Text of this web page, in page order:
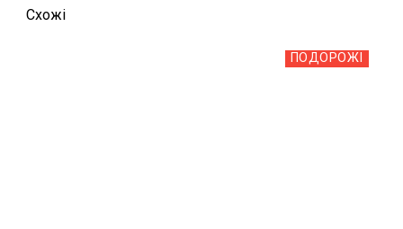
Схожi
ПОДОРОЖІ